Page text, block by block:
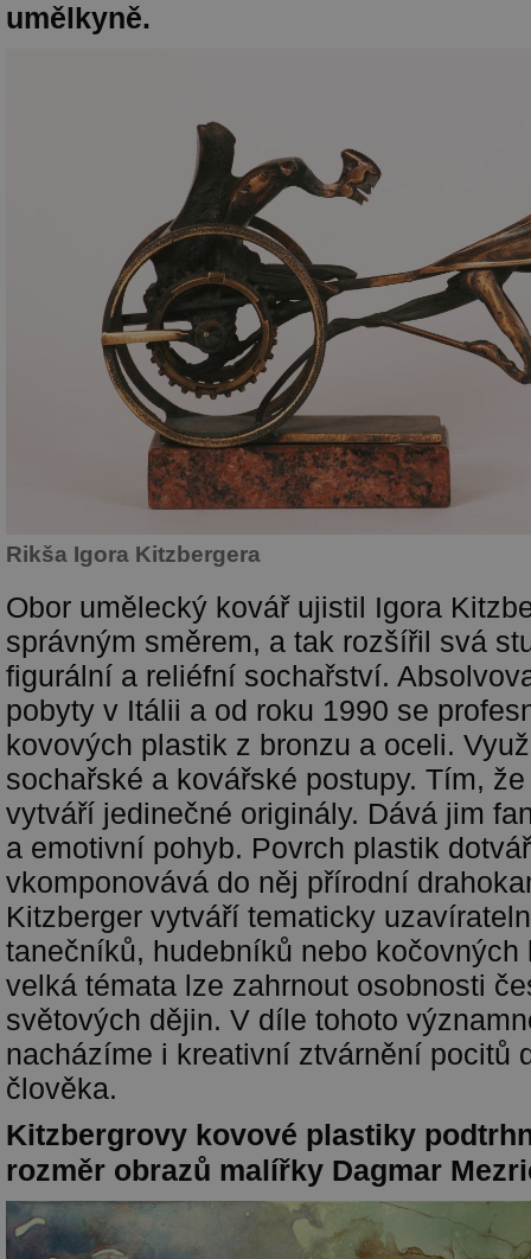
umělkyně.
Rikša Igora Kitzbergera
Obor umělecký kovář ujistil Igora
správným směrem, a tak rozšířil svá
figurální a reliéfní sochařství.
pobyty v Itálii a od roku 1990 se
kovových plastik z bronzu a oceli.
sochařské a kovářské postupy. Tím,
vytváří jedinečné originály. Dává jim
a emotivní pohyb. Povrch plastik
vkomponovává do něj přírodní
Kitzberger vytváří tematicky
tanečníků, hudebníků nebo kočovných
velká témata lze zahrnout osobnosti
světových dějin. V díle tohoto
nacházíme i kreativní ztvárnění pocitů
člověka.
Kitzbergrovy kovové plastiky
rozměr obrazů malířky Dagmar